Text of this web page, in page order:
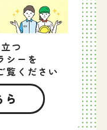
つ
シーを
覧ください